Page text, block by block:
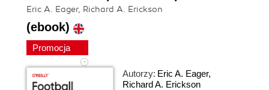
Eric A. Eager, Richard A. Erickson
(ebook)
Promocja
Autorzy: Eric A. Eager,
Richard A. Erickson